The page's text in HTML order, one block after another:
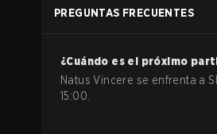
PREGUNTAS FRECUENTES
¿Cuándo es el próximo
Natus Vincere se enfrenta a
15:00.